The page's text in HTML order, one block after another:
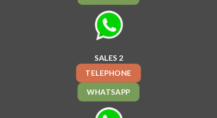
SALES 2
TELEPHONE
WHATSAPP